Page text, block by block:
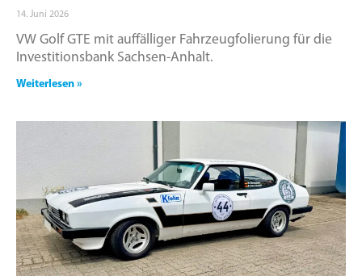
14. Juni 2026
VW Golf GTE mit auffälliger Fahrzeugfolierung für die
Investitionsbank Sachsen-Anhalt.
Weiterlesen »